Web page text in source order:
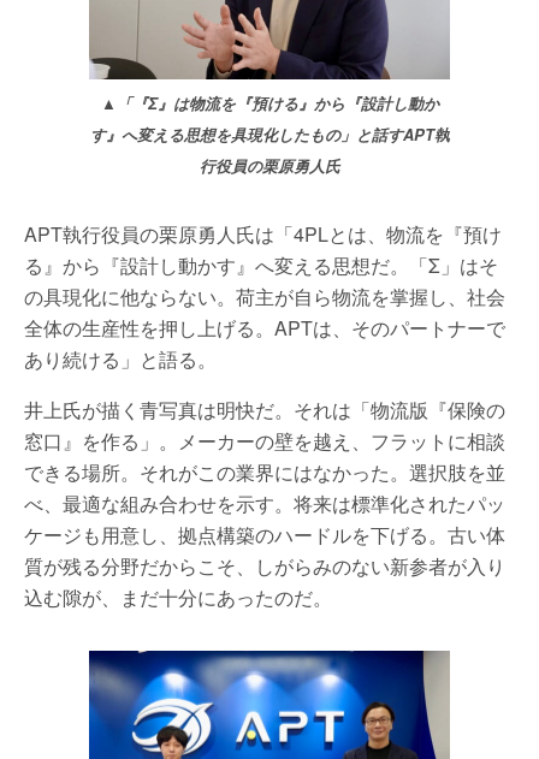
▲「『Σ』は物流を『預ける』から『設計し動か
す』へ変える思想を具現化したもの」と話すAPT執
行役員の栗原勇人氏
APT執行役員の栗原勇人氏は「4PLとは、物流を『預け
る』から『設計し動かす』へ変える思想だ。「Σ 」はそ
の具現化に他ならない。荷主が自ら物流を掌握し、社会
全体の生産性を押し上げる。 APTは、そのパートナーで
あり続ける」と語る。
井上氏が描く青写真は明快だ。それは「物流版『保険の
窓口』を作る」。メーカーの壁を越え、フラットに相談
できる場所。それがこの業界にはなかった。選択肢を並
べ、最適な組み合わせを示す。将来は標準化されたパッ
ケージも用意し、拠点構築のハードルを下げる。古い体
質が残る分野だからこそ、しがらみのない新参者が入り
込む隙が、まだ十分にあったのだ。